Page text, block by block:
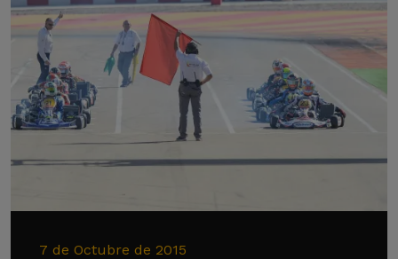
7 de Octubre de 2015